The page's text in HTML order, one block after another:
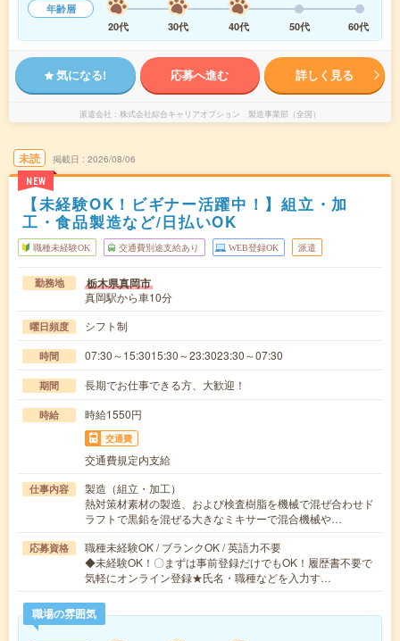
年齢層
20代
30代 40代 50代 60代
気になる! 応募へ進む 詳しく見る
派遣会社 株式会社綜合キャリアオプション 製造事業部（全国）
未読
NEW
掲載日 2026/08/06
【未経験OK！ビギナー活躍中！】組立・加
工・食品製造など/日払いOK
職種未経験OK 交通費別途支給あり WEB登録OK 派遣
勤務地 栃木県真岡市
真岡駅から車10分
曜日頻度 シフト制
時間 07:30～15:3015:30～23:3023:30～07:30
期間 長期でお仕事できる方、大歓迎！
時給 時給1550円
交通費
交通費規定内支給
仕事内容
製造（組立・加工）
熱対策材素材の製造、および検査樹脂を機械で混ぜ合わせド
ラフトで黒鉛を混ぜる大きなミキサーで混合機械や…
応募資格
職種未経験OK / ブランクOK / 英語力不要
◆未経験OK！〇まずは事前登録だけでもOK！履歴書不要で
気軽にオンライン登録★氏名・職種などを入力す…
職場の雰囲気